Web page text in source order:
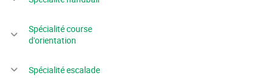
Spécialité course
d'orientation
Spécialité escalade